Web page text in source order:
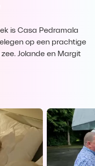
is Casa Pedramala
op een prachtige
Jolande en Margit